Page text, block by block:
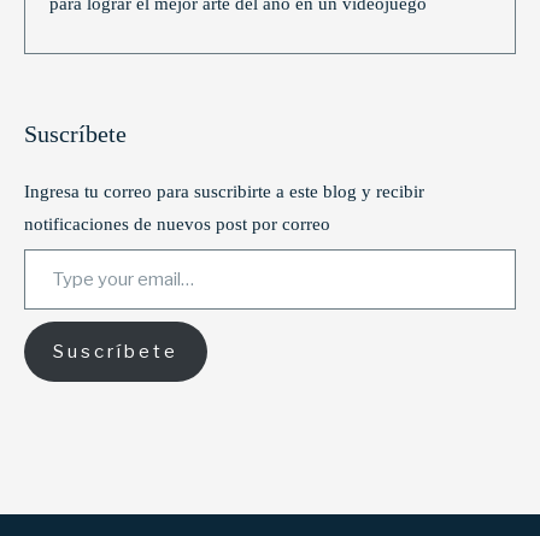
Suscríbete
Ingresa tu correo para suscribirte a este blog y recibir
notificaciones de nuevos post por correo
Type your email…
Suscríbete